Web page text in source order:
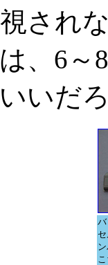
され
、6
いだ